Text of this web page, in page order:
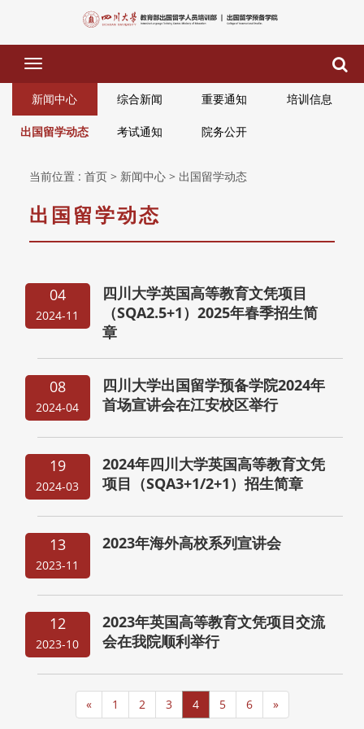
下
拉
菜
单
新闻中心 综合新闻 重要通知 培训信息
出国留学动态 考试通知 院务公开
当前位置 : 首页 > 新闻中心 > 出国留学动态
出国留学动态
04
2024-11
四川大学英国高等教育文凭项目
（SQA2.5+1）2025年春季招生简
章
08
2024-04
四川大学出国留学预备学院2024年
首场宣讲会在江安校区举行
19
2024-03
2024年四川大学英国高等教育文凭
项目（SQA3+1/2+1）招生简章
13
2023-11
2023年海外高校系列宣讲会
12
2023-10
2023年英国高等教育文凭项目交流
会在我院顺利举行
« 1 2 3 4 5 6 »